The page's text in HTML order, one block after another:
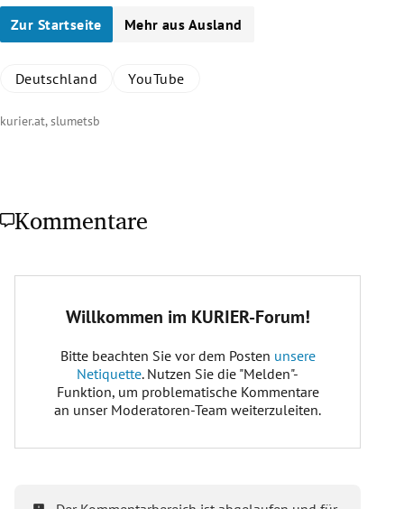
Zur Startseite Mehr aus Ausland
Deutschland YouTube
kurier.at, slumetsb
Kommentare